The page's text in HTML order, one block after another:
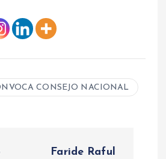
CONSEJO NACIONAL
Faride Raful